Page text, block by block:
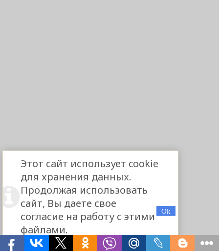
Этот сайт использует cookie
для хранения данных.
Продолжая использовать
сайт, Вы даете свое
согласие на работу с этими
файлами.